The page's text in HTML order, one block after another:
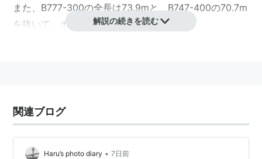
また、B777-300の全長は73.9mと、B747-400の70.7m
を抜いて、ボーイングの旅客機では最長
。
B777-200LR
B777-300
B777-300ER
解説の続きを読む
関連ブログ
Haru’s photo diary • 7日前